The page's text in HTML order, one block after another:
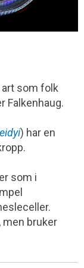
som folk
Falkenhaug.
) har en
som i
men bruker